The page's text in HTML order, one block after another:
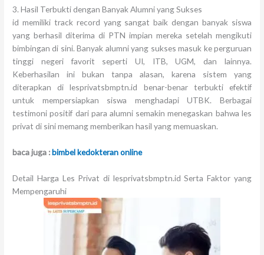
3. Hasil Terbukti dengan Banyak Alumni yang Sukses
id memiliki track record yang sangat baik dengan banyak siswa
yang berhasil diterima di PTN impian mereka setelah mengikuti
bimbingan di sini. Banyak alumni yang sukses masuk ke perguruan
tinggi negeri favorit seperti UI, ITB, UGM, dan lainnya.
Keberhasilan ini bukan tanpa alasan, karena sistem yang
diterapkan di lesprivatsbmptn.id benar-benar terbukti efektif
untuk mempersiapkan siswa menghadapi UTBK. Berbagai
testimoni positif dari para alumni semakin menegaskan bahwa les
privat di sini memang memberikan hasil yang memuaskan.
baca juga :bimbel kedokteran online
Detail Harga Les Privat di lesprivatsbmptn.id Serta Faktor yang
Mempengaruhi